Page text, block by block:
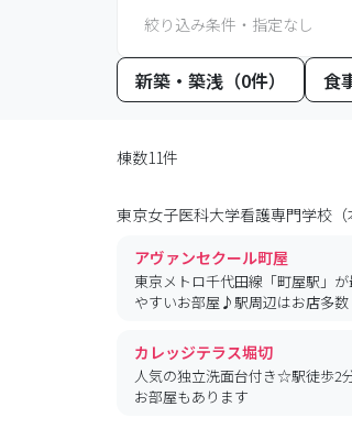
絞り込み条件・指定なし
新築・築浅（0件） 食
棟数11件
東京女子医科大学看護専門学校（
アヴァンセクール町屋
東京メトロ千代田線「町屋駅」
やすいお部屋♪駅周辺はお店多
カレッジテラス堀切
人気の独立洗面台付き☆駅徒歩2
お部屋もあります